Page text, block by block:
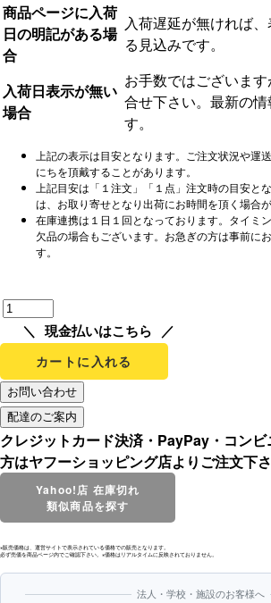
商品ページに入荷
日の明記がある場
合
入荷遅延が無ければ
る見込みです。
入荷日表示が無い
場合
お手数ではございま
合せ下さい。最新の
す。
上記の表示は目安となります。ご注文状況や運
にちを頂戴することがあります。
上記目安は「１注文」「１点」注文時の目安と
は、お取り寄せとなり出荷にお時間を頂く場合が
在庫連携は１日１回となっております。タイミ
欠品の場合もございます。お急ぎの方は事前に
す。
現金払いはこちら
カートに入れる
クレジットカード決済・PayPay・コン
方はヤフーショッピング店よりご注文下さ
Yahoo!店 在庫切れ
類似商品を探す
※販売価格は、運営サイトで表示されている価格での販売となります。
必ず売価を商品ページ内でご確認下さい。※価格はリアルタイムに反映されておりません。
法人・学校・施設のお客様へ